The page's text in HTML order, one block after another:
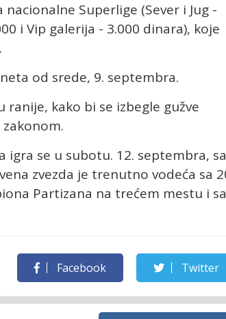
Superlige (Sever i Jug -
i Vip galerija - 3.000 dinara), koje
od srede, 9. septembra.
kako bi se izbegle gužve
igra se u subotu. 12. septembra, sa
zvezda je trenutno vodeća sa
Partizana na trećem mestu i sa
Facebook Twitter